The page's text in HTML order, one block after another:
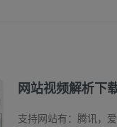
网站视频解析下